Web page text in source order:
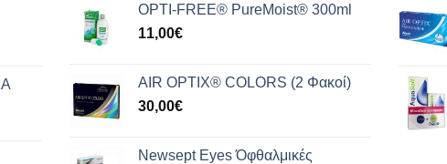
OPTI-FREE® PureMoist® 300ml
11,00€
AIR OPTIX® COLORS (2 Φακοί)
30,00€
Newsept Eyes Όφθαλμικές